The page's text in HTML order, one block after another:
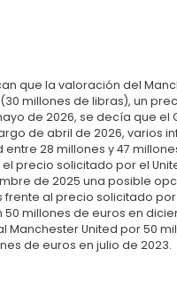
que la valoración del
millones de libras), un
de 2026, se decía que
de abril de 2026, varios
28 millones y 47
precio solicitado por el
de 2025 una posible
al precio solicitado
millones de euros en
Manchester United por 50
de euros en julio de 2023.